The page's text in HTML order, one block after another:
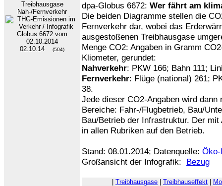
Treibhausgase
Nah-/Fernverkehr
02.10.14 (504)
dpa-Globus 6672: Wer fährt am
Die beiden Diagramme stellen die
Fernverkehr dar, wobei das
ausgestoßenen Treibhausgase
Menge CO2: Angaben in Gramm
Kliometer, gerundet:
Nahverkehr: PKW 166; Bahn 111;
Fernverkehr: Flüge (national) 261;
38.
Jede dieser CO2-Angaben wird
Bereiche: Fahr-/Flugbetrieb, Bau/
Bau/Betrieb der Infrastruktur. Der
in allen Rubriken auf den Betrieb.
Stand: 08.01.2014; Datenquelle:
Großansicht der Infografik: Bezug
Treibhausgase Treibhauseffekt